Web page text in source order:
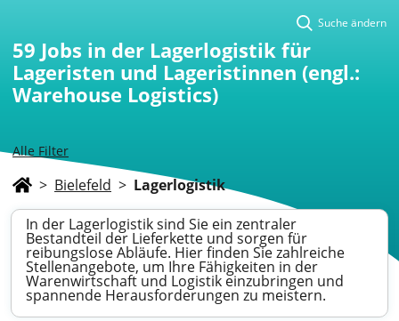
Alle Filter
Suche ändern
59 Jobs in der Lagerlogistik für
Lageristen und Lageristinnen (engl.:
Warehouse Logistics)
> Bielefeld > Lagerlogistik
In der Lagerlogistik sind Sie ein zentraler
Bestandteil der Lieferkette und sorgen für
reibungslose Abläufe. Hier finden Sie zahlreiche
Stellenangebote, um Ihre Fähigkeiten in der
Warenwirtschaft und Logistik einzubringen und
spannende Herausforderungen zu meistern.